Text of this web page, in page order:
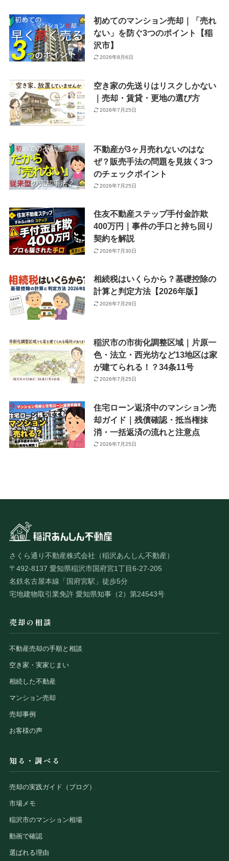
初めてのマンション売却｜「売れ
ない」を防ぐ3つのポイント【稲
沢市】
2026年8月6日
空き家の先送りはリスクしかない
｜売却・賃貸・更地の選び方
2026年7月25日
不動産が3ヶ月売れないのはな
ぜ？販売手法の問題を見抜く3つ
のチェックポイント
2026年7月25日
住友不動産ステップ手付金詐欺
400万円｜事件の手口と持ち回り
契約を解説
2026年7月30日
相続税はいくらから？基礎控除の
計算と判定方法【2026年版】
2026年7月29日
稲沢市の市街化調整区域｜片原一
色・法立・西光坊など13地区は家
が建てられる！？34条11号
2026年7月25日
住宅ローン返済中のマンション売
却ガイド｜残債確認・抵当権抹
消・一括返済の流れと注意点
2026年7月25日
さくら通り不動産株式会社（稲沢あんしん不動産）
〒492-8137 愛知県稲沢市国府宮1丁目6-27-205
名鉄名古屋本線「国府宮駅」徒歩5分
宅地建物取引業免許 愛知県知事（2）第24543号
売却の相談
不動産売却の手順と相談
空き家・実家じまい
相続した不動産
マンション売却
売却事例
お客様の声
知る・調べる
売却の実践ガイド（ブログ）
市場メモ
稲沢市のマンション相場
動画で確認
選ばれる理由